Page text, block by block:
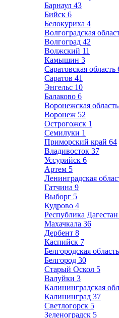
Барнаул 43
Бийск 6
Белокуриха 4
Волгоградская
Волгоград 42
Волжский 11
Камышин 3
Саратовская область
Саратов 41
Энгельс 10
Балаково 6
Воронежская область
Воронеж 52
Острогожск 1
Семилуки 1
Приморский край 64
Владивосток 37
Уссурийск 6
Артем 5
Ленинградская
Гатчина 9
Выборг 5
Кудрово 4
Республика Дагестан
Махачкала 36
Дербент 8
Каспийск 7
Белгородская область
Белгород 30
Старый Оскол 5
Валуйки 3
Калининградская
Калининград 37
Светлогорск 5
Зеленоградск 5